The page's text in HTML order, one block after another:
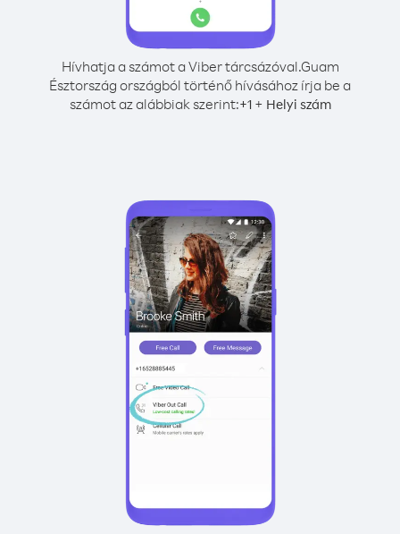
Hívhatja a számot a Viber tárcsázóval.Guam
Észtország országból történő hívásához írja be a
számot az alábbiak szerint:+1+ Helyi szám